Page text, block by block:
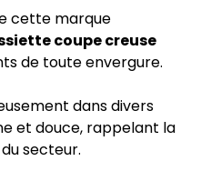
cette marque
coupe creuse
de toute envergure.
dans divers
et douce, rappelant la
secteur.